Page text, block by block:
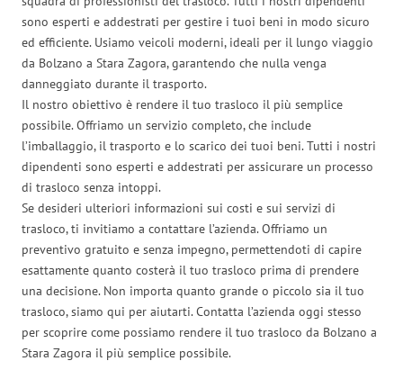
sono esperti e addestrati per gestire i tuoi beni in modo sicuro
ed efficiente. Usiamo veicoli moderni, ideali per il lungo viaggio
da Bolzano a Stara Zagora, garantendo che nulla venga
danneggiato durante il trasporto.
Il nostro obiettivo è rendere il tuo trasloco il più semplice
possibile. Offriamo un servizio completo, che include
l’imballaggio, il trasporto e lo scarico dei tuoi beni. Tutti i nostri
dipendenti sono esperti e addestrati per assicurare un processo
di trasloco senza intoppi.
Se desideri ulteriori informazioni sui costi e sui servizi di
trasloco, ti invitiamo a contattare l’azienda. Offriamo un
preventivo gratuito e senza impegno, permettendoti di capire
esattamente quanto costerà il tuo trasloco prima di prendere
una decisione. Non importa quanto grande o piccolo sia il tuo
trasloco, siamo qui per aiutarti. Contatta l’azienda oggi stesso
per scoprire come possiamo rendere il tuo trasloco da Bolzano a
Stara Zagora il più semplice possibile.